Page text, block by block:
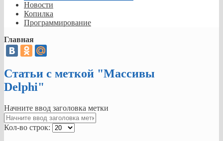
Новости
Копилка
Программирование
Главная
Статьи с меткой "Массивы
Delphi"
Начните ввод заголовка метки
Кол-во строк: